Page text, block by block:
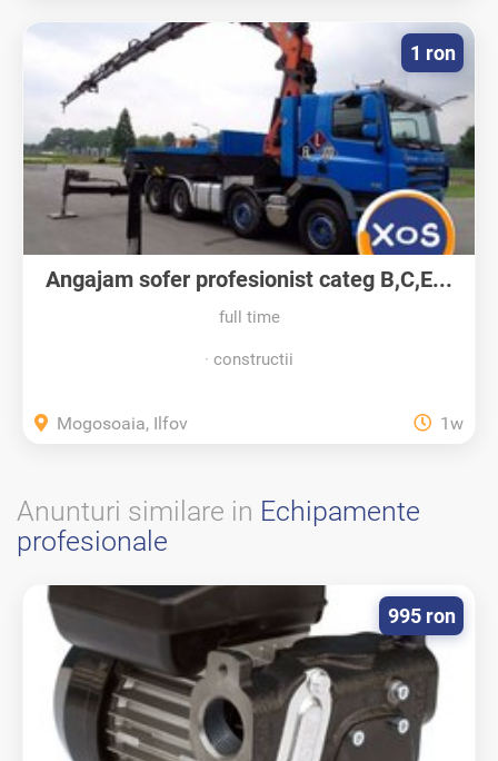
Angajam sofer profesionist categ B,C,E...
full time
constructii
1 ron
Mogosoaia, Ilfov 1w
Anunturi similare in Echipamente
profesionale
995 ron